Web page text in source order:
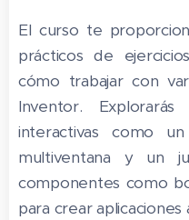
El curso te
prácticos de
cómo trabajar con
Inventor.
interactivas como
multiventana y un
componentes como
para crear